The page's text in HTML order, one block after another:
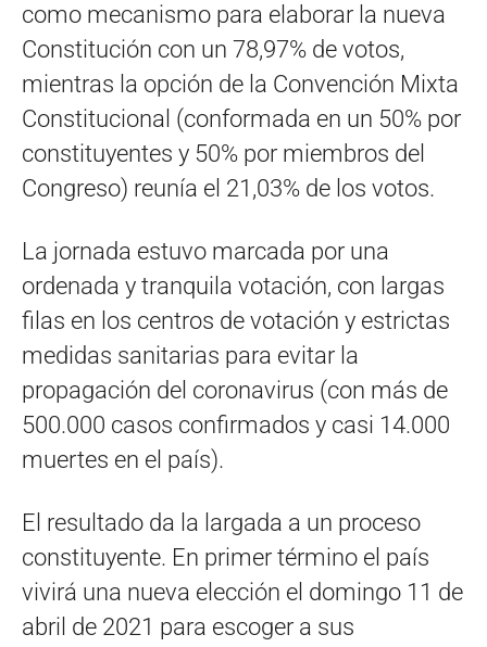
como mecanismo para elaborar la nueva
Constitución con un 78,97% de votos,
mientras la opción de la Convención Mixta
Constitucional (conformada en un 50% por
constituyentes y 50% por miembros del
Congreso) reunía el 21,03% de los votos.
La jornada estuvo marcada por una
ordenada y tranquila votación, con largas
filas en los centros de votación y estrictas
medidas sanitarias para evitar la
propagación del coronavirus (con más de
500.000 casos confirmados y casi 14.000
muertes en el país).
El resultado da la largada a un proceso
constituyente. En primer término el país
vivirá una nueva elección el domingo 11 de
abril de 2021 para escoger a sus